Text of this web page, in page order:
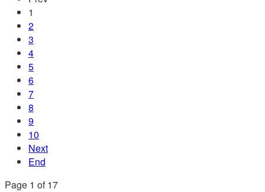
1
2
3
4
5
6
7
8
9
10
Next
End
Page 1 of 17